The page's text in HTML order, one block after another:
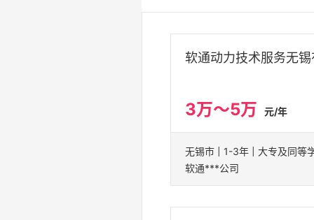
软通动力技术服务无
3万～5万 元/年
无锡市 | 1-3年 | 大专及同等
软通***公司